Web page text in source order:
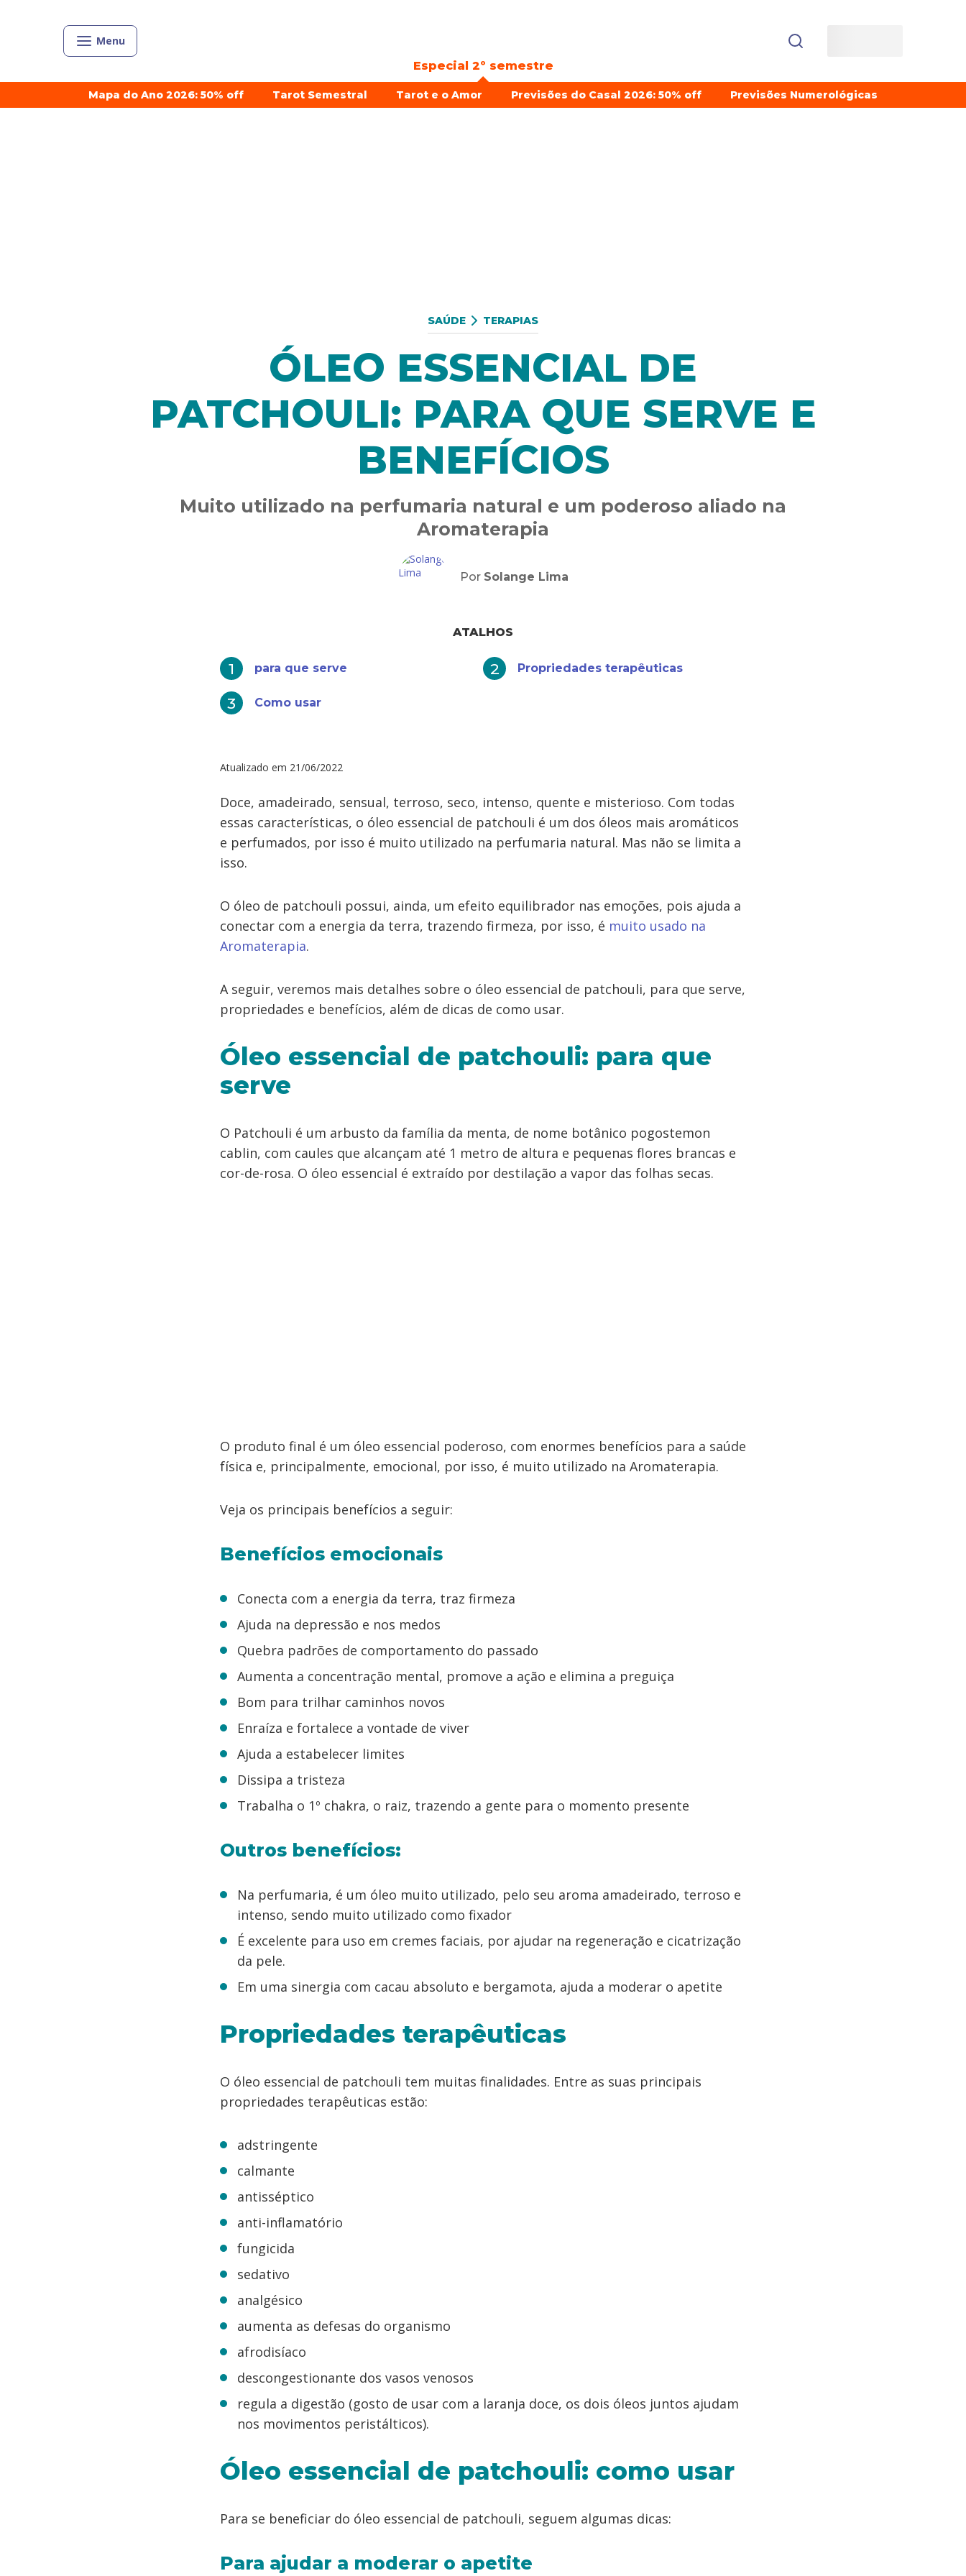
Menu
Especial 2º semestre
Mapa do Ano 2026: 50% off Tarot Semestral Tarot e o Amor Previsões do Casal 2026: 50% off Previsões Numerológicas
SAÚDE TERAPIAS
ÓLEO ESSENCIAL DE
PATCHOULI: PARA QUE SERVE E
BENEFÍCIOS
Muito utilizado na perfumaria natural e um poderoso aliado na
Aromaterapia
Por Solange Lima
ATALHOS
para que serve Propriedades terapêuticas
Como usar
Atualizado em 21/06/2022
Doce, amadeirado, sensual, terroso, seco, intenso, quente e misterioso. Com todas
essas características, o óleo essencial de patchouli é um dos óleos mais aromáticos
e perfumados, por isso é muito utilizado na perfumaria natural. Mas não se limita a
isso.
O óleo de patchouli possui, ainda, um efeito equilibrador nas emoções, pois ajuda a
conectar com a energia da terra, trazendo firmeza, por isso, é muito usado na
Aromaterapia.
A seguir, veremos mais detalhes sobre o óleo essencial de patchouli, para que serve,
propriedades e benefícios, além de dicas de como usar.
Óleo essencial de patchouli: para que
serve
O Patchouli é um arbusto da família da menta, de nome botânico pogostemon
cablin, com caules que alcançam até 1 metro de altura e pequenas flores brancas e
cor-de-rosa. O óleo essencial é extraído por destilação a vapor das folhas secas.
O produto final é um óleo essencial poderoso, com enormes benefícios para a saúde
física e, principalmente, emocional, por isso, é muito utilizado na Aromaterapia.
Veja os principais benefícios a seguir:
Benefícios emocionais
Conecta com a energia da terra, traz firmeza
Ajuda na depressão e nos medos
Quebra padrões de comportamento do passado
Aumenta a concentração mental, promove a ação e elimina a preguiça
Bom para trilhar caminhos novos
Enraíza e fortalece a vontade de viver
Ajuda a estabelecer limites
Dissipa a tristeza
Trabalha o 1º chakra, o raiz, trazendo a gente para o momento presente
Outros benefícios:
Na perfumaria, é um óleo muito utilizado, pelo seu aroma amadeirado, terroso e
intenso, sendo muito utilizado como fixador
É excelente para uso em cremes faciais, por ajudar na regeneração e cicatrização
da pele.
Em uma sinergia com cacau absoluto e bergamota, ajuda a moderar o apetite
Propriedades terapêuticas
O óleo essencial de patchouli tem muitas finalidades. Entre as suas principais
propriedades terapêuticas estão:
adstringente
calmante
antisséptico
anti-inflamatório
fungicida
sedativo
analgésico
aumenta as defesas do organismo
afrodisíaco
descongestionante dos vasos venosos
regula a digestão (gosto de usar com a laranja doce, os dois óleos juntos ajudam
nos movimentos peristálticos).
Óleo essencial de patchouli: como usar
Para se beneficiar do óleo essencial de patchouli, seguem algumas dicas:
Para ajudar a moderar o apetite